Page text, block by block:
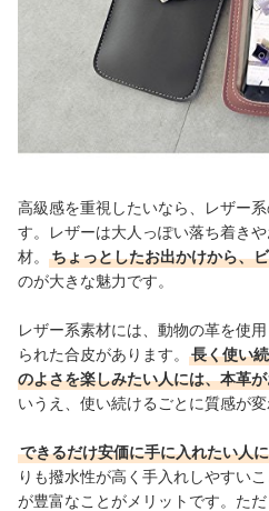
高級感を重視したいなら、レザー
す。レザーは大人っぽい落ち着き
材。
ちょっとしたお出かけから、
のが大きな魅力です。
レザー系素材には、動物の革を使
られた合皮があります。
長く使い
のよさを楽しみたい人には、本革
いうえ、使い続けるごとに質感が
できるだけ安価に手に入れたい人
りも撥水性が高く手入れしやすい
が豊富なことがメリットです。た